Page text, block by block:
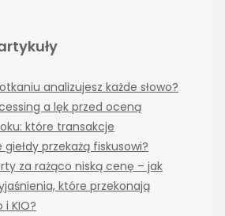
analizujesz każde słowo?
a lęk przed oceną
które transakcje
przekażą fiskusowi?
za rażąco niską cenę – jak
które przekonają
KIO?